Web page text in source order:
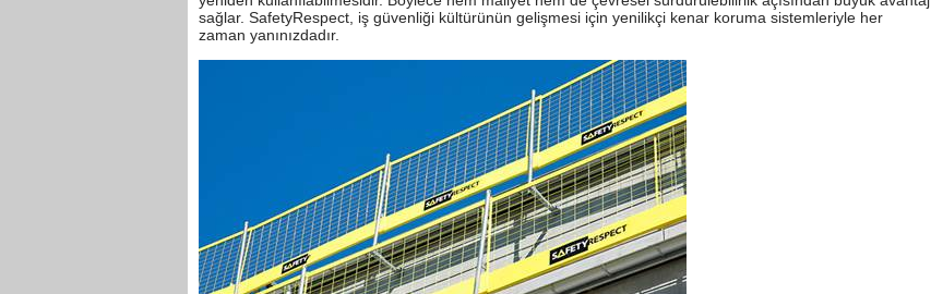
sağlar. SafetyRespect, iş güvenliği kültürünün gelişmesi için yenilikçi kenar koruma sistemleriyle her
zaman yanınızdadır.